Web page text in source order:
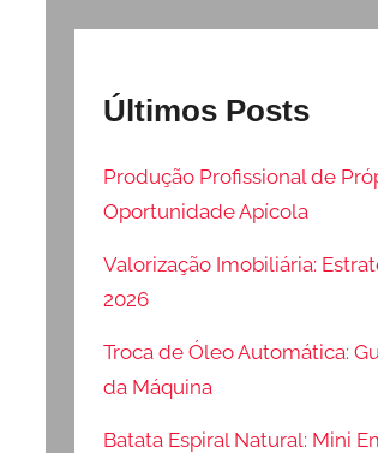
Últimos Posts
Produção Profissional de
Oportunidade Apícola
Valorização Imobiliária:
2026
Troca de Óleo Automática:
da Máquina
Batata Espiral Natural: Mini